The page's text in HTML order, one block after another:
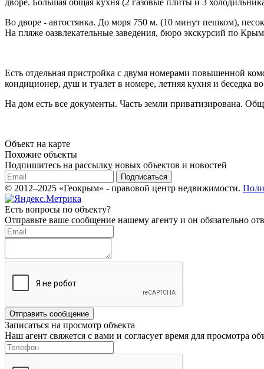
Во дворе - автостянка. До моря 750 м. (10 минут пешком),
На пляже оазвлекательные заведения, бюро экскурсий по
Есть отдельная пристройка с двумя номерами повышенной
кондиционер, душ и туалет в номере, летняя кухня и беседка
На дом есть все документы. Часть земли приватизирована.
Объект на карте
Похожие объекты
Подпишитесь на рассылку новых объектов и новостей
Подписаться
© 2012–2025 «Геокрым» - правовой центр недвижимости.
Есть вопросы по объекту?
Отправьте ваше сообщение нашему агенту и он обязательно
Отправить сообщение
Записаться на просмотр объекта
Наш агент свяжется с вами и согласует время для просмотра